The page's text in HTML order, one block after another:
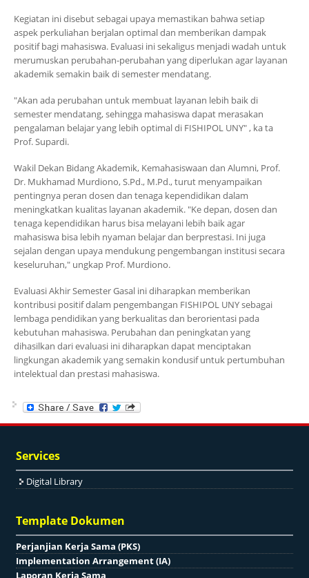
Kegiatan ini disebut sebagai upaya memastikan bahwa setiap
aspek perkuliahan berjalan optimal dan memberikan dampak
positif bagi mahasiswa. Evaluasi ini sekaligus menjadi wadah untuk
merumuskan perubahan-perubahan yang diperlukan agar layanan
akademik semakin baik di semester mendatang.
"Akan ada perubahan untuk membuat layanan lebih baik di
semester mendatang, sehingga mahasiswa dapat merasakan
pengalaman belajar yang lebih optimal di FISHIPOL UNY" , ka ta
Prof. Supardi.
Wakil Dekan Bidang Akademik, Kemahasiswaan dan Alumni, Prof.
Dr. Mukhamad Murdiono, S.Pd., M.Pd., turut menyampaikan
pentingnya peran dosen dan tenaga kependidikan dalam
meningkatkan kualitas layanan akademik. "Ke depan, dosen dan
tenaga kependidikan harus bisa melayani lebih baik agar
mahasiswa bisa lebih nyaman belajar dan berprestasi. Ini juga
sejalan dengan upaya mendukung pengembangan institusi secara
keseluruhan," ungkap Prof. Murdiono.
Evaluasi Akhir Semester Gasal ini diharapkan memberikan
kontribusi positif dalam pengembangan FISHIPOL UNY sebagai
lembaga pendidikan yang berkualitas dan berorientasi pada
kebutuhan mahasiswa. Perubahan dan peningkatan yang
dihasilkan dari evaluasi ini diharapkan dapat menciptakan
lingkungan akademik yang semakin kondusif untuk pertumbuhan
intelektual dan prestasi mahasiswa.
Services
Digital Library
Template Dokumen
Perjanjian Kerja Sama (PKS)
Implementation Arrangement (IA)
Laporan Kerja Sama